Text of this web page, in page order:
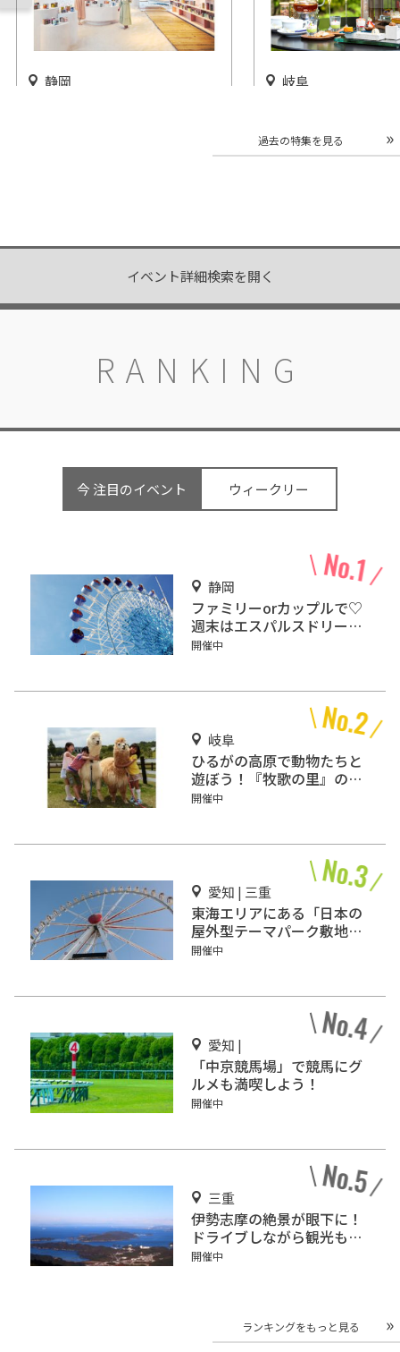
イベント詳細検索を開く
RANKING
今 注目のイベント ウィークリー
静岡
ファミリーorカップルで♡
週末はエスパルスドリーム
プラザで楽しもう！
開催中
岐阜
ひるがの高原で動物たちと
遊ぼう！『牧歌の里』の施
設情報をご紹介！
開催中
愛知 | 三重
東海エリアにある「日本の
屋外型テーマパーク敷地面
積ランキング」入りしてい
開催中
愛知 |
「中京競馬場」で競馬にグ
ルメも満喫しよう！
開催中
三重
伊勢志摩の絶景が眼下に！
ドライブしながら観光もで
きる「伊勢志摩スカイライ
開催中
ランキングをもっと見る
静岡 岐阜
オリジナルアフタヌ
ーを販売
過去の特集を見る